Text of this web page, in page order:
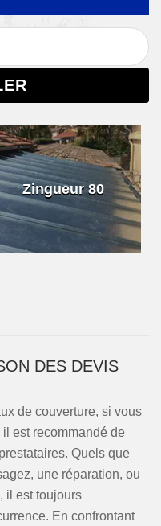
Zingueur 80
DES DEVIS
de couverture, si vous
est recommandé de
Quels que
une réparation, ou
il est toujours
En confrontant